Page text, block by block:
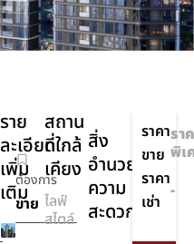
ต้องการ
ขาย
ราย
ละเอียด
เพิ่ม
เติม
สถาน
ที่ใกล้
เคียง
ไลฟ์
สไตล์
สิ่ง
อำนวย
ความ
สะดวก
ราคา
ขาย
รา
พิเ
ราคา
เช่า
-